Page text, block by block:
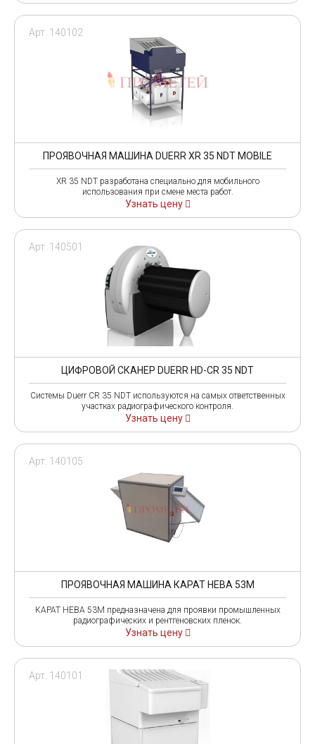
Арт. 140102
ПРОЯВОЧНАЯ МАШИНА DUERR XR 35 NDT MOBILE
XR 35 NDT разработана специально для мобильного
использования при смене места работ.
Узнать цену
Арт. 140501
ЦИФРОВОЙ СКАНЕР DUERR HD-CR 35 NDT
Системы Duerr CR 35 NDT используются на самых ответственных
участках радиографического контроля.
Узнать цену
Арт. 140105
ПРОЯВОЧНАЯ МАШИНА КАРАТ НЕВА 53М
КАРАТ НЕВА 53М предназначена для проявки промышленных
радиографических и рентгеновских пленок.
Узнать цену
Арт. 140101